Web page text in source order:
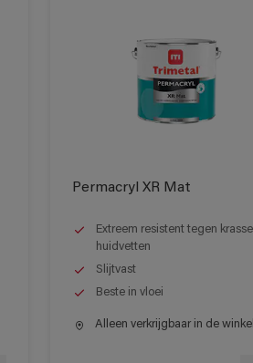
Permacryl XR Mat
Extreem resistent tegen
huidvetten
Slijtvast
Beste in vloei
Alleen verkrijgbaar in de winkel